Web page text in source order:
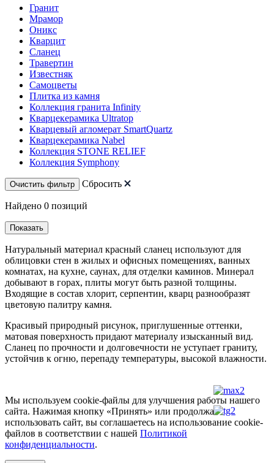
Гранит
Мрамор
Оникс
Кварцит
Сланец
Травертин
Известняк
Самоцветы
Плитка из камня
Коллекция гранита Infinity
Кварцекерамика Ultratop
Кварцевый агломерат SmartQuartz
Кварцекерамика Nabel
Коллекция STONE RELIEF
Коллекция Symphony
Сбросить
Найдено 0 позиций
Показать
Натуральный материал красный сланец используют для
облицовки стен в жилых и офисных помещениях, ванных
комнатах, на кухне, саунах, для отделки каминов. Минерал
добывают в горах, плиты могут быть разной толщины.
Входящие в состав хлорит, серпентин, кварц разнообразят
цветовую палитру камня.
Красивый природный рисунок, приглушенные оттенки,
матовая поверхность придают материалу изысканный вид.
Сланец по прочности и долговечности не уступает граниту,
устойчив к огню, перепаду температуры, высокой влажности.
Мы используем cookie-файлы для улучшения работы нашего
сайта. Нажимая кнопку «Принять» или продолжая
использовать сайт, вы соглашаетесь на использование cookie-
файлов в соответствии с нашей Политикой
конфиденциальности.